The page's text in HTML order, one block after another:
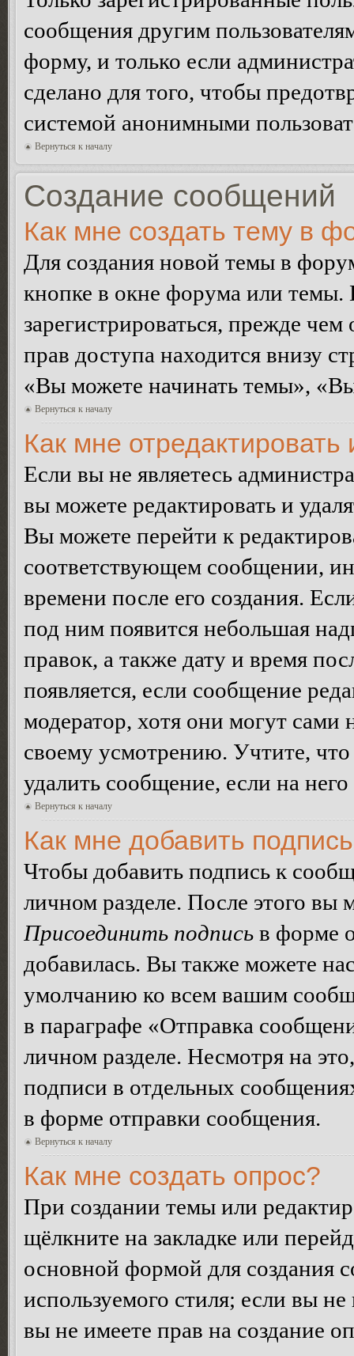
сообщения другим
форму, и только если
сделано для того, чтобы
системой анонимными
Вернуться к началу
Создание сообщений
Как мне создать тему в
Для создания новой темы в
кнопке в окне форума или
зарегистрироваться, прежде
прав доступа находится внизу
«Вы можете начинать темы»,
Вернуться к началу
Как мне
Если вы не являетесь
вы можете редактировать и
Вы можете перейти к
соответствующем сообщении,
времени после его создания.
под ним появится небольшая
правок, а также дату и время
появляется, если сообщение
модератор, хотя они могут сами
своему усмотрению. Учтите,
удалить сообщение, если на
Вернуться к началу
Как мне добавить
Чтобы добавить подпись к
личном разделе. После этого
Присоединить подпись в форме
добавилась. Вы также можете
умолчанию ко всем вашим
в параграфе «Отправка
личном разделе. Несмотря на
подписи в отдельных
в форме отправки сообщения.
Вернуться к началу
Как мне создать опрос?
При создании темы или
щёлкните на закладке или
основной формой для создания
используемого стиля; если вы
вы не имеете прав на создание